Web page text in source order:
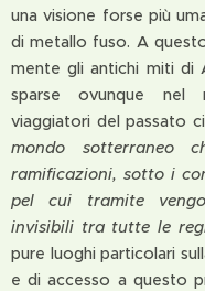
una visione forse più
di metallo fuso. A
mente gli antichi miti di
sparse ovunque nel
viaggiatori del passato
mondo sotterraneo
ramificazioni, sotto i
pel cui tramite
invisibili tra tutte le
pure luoghi particolari
e di accesso a questo